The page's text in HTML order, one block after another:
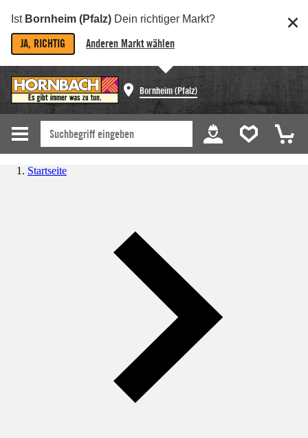
Ist Bornheim (Pfalz) Dein richtiger Markt?
JA, RICHTIG Anderen Markt wählen
Bornheim (Pfalz)
Startseite